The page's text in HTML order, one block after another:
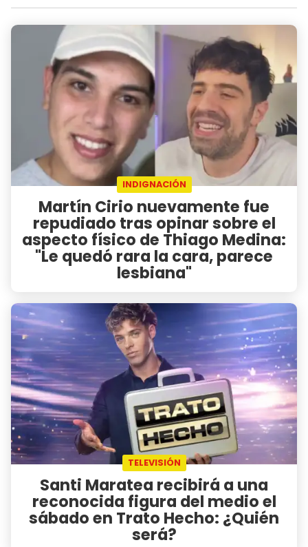
INDIGNACIÓN
Martín Cirio nuevamente fue
repudiado tras opinar sobre el
aspecto físico de Thiago Medina:
"Le quedó rara la cara, parece
lesbiana"
TELEVISIÓN
Santi Maratea recibirá a una
reconocida figura del medio el
sábado en Trato Hecho: ¿Quién
será?